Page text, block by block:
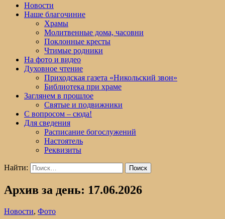
Новости
Наше благочиние
Храмы
Молитвенные дома, часовни
Поклонные кресты
Чтимые родники
На фото и видео
Духовное чтение
Приходская газета «Никольский звон»
Библиотека при храме
Заглянем в прошлое
Святые и подвижники
С вопросом – сюда!
Для сведения
Расписание богослужений
Настоятель
Реквизиты
Найти:
Архив за день: 17.06.2026
Новости, Фото